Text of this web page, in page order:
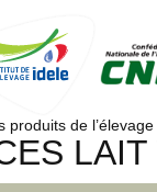
produits de
LAIT